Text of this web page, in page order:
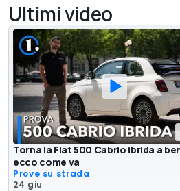
Ultimi video
Torna la Fiat 500 Cabrio ibrida a
ecco come va
Prove su strada
24 giu